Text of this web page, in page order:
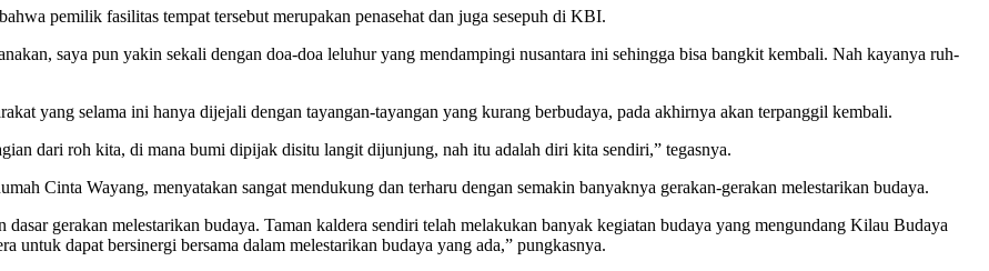
pemilik fasilitas tempat tersebut merupakan penasehat dan juga sesepuh di KBI.
saya pun yakin sekali dengan doa-doa leluhur yang mendampingi nusantara ini sehingga bisa bangkit kembali. Nah kayanya ruh-
yang selama ini hanya dijejali dengan tayangan-tayangan yang kurang berbudaya, pada akhirnya akan terpanggil kembali.
dari roh kita, di mana bumi dipijak disitu langit dijunjung, nah itu adalah diri kita sendiri,” tegasnya.
Cinta Wayang, menyatakan sangat mendukung dan terharu dengan semakin banyaknya gerakan-gerakan melestarikan budaya.
gerakan melestarikan budaya. Taman kaldera sendiri telah melakukan banyak kegiatan budaya yang mengundang Kilau Budaya
dapat bersinergi bersama dalam melestarikan budaya yang ada,” pungkasnya.